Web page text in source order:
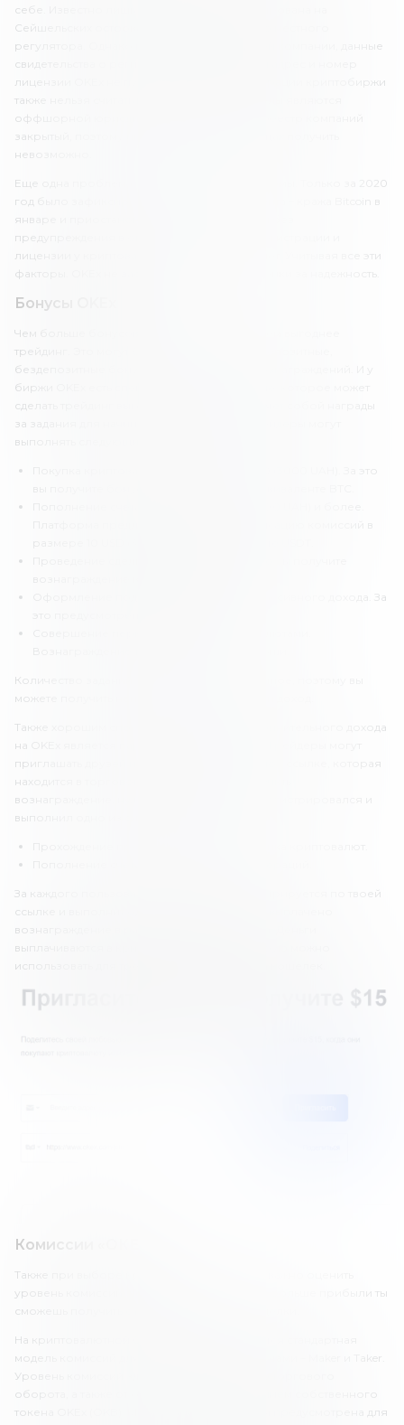
себе. Известно лишь то, что она зарегистрирована на
Сейшельских островах, что имеет лицензию местного
регулятора. Однако название управляющей компании, данные
свидетельства о регистрации, юридический адрес и номер
лицензии OKEx не публикует. Место регистрации криптобиржи
также нельзя считать надежным, ведь Сейшелы являются
оффшорной юрисдикцией. В этой стране реестр компаний
закрытый, поэтому информацию о владельцах получить
невозможно.
Еще одна проблема, связанная с OKEx – взломы. Только за 2020
год было зафиксировано сразу два инцидента – кража Bitcoin в
январе и приостановка торговых операций без
предупреждения в октябре. Украинской регистрации и
лицензии у криптовалютной биржи также нет. Учитывая все эти
факторы. OKEx не заслуживает высокой оценки за надежность.
Бонусы OKEx
Чем больше бонусов предлагает брокер, тем выгоднее
трейдинг. Это могут быть приветственные, депозитные,
бездепозитные бонусы или другие виды вознаграждений. И у
биржи OKEx есть специальное предложение, которое может
сделать трейдинг выгоднее. Оно представляет собой награды
за задания для начинающих трейдеров. Трейдеры могут
выполнять следующие задания:
Платформа предложит брокеру компенсацию комиссий в
Оформление подписки на получение пассивного дохода. За
Количество заданий здесь достаточно большое, поэтому вы
можете получить неплохой дополнительный доход.
Также хорошим способом получения дополнительного дохода
на OKEx является партнерская программа. Трейдеры могут
приглашать друзей и коллег по реферальной ссылке, которая
находится в торговом аккаунте. Чтобы получить
вознаграждение, нужно чтобы партнер зарегистрировался и
выполнил одно из следующих действий:
За каждого пользователя, который зарегистрируется по твоей
ссылке и выполнит одно из действий, будет выплачено
вознаграждение в размере 15 USD (450 UAH). Деньги
выплачиваются в криптовалюте USDT, которую можно
использовать для трейдинга или вывести на кошелек.
Комиссии «ОКЕкс»
Также при выборе криптовалютной биржи важно оценить
уровень комиссий. Чем ниже комиссии, тем больше прибыли ты
сможешь получить с каждой прибыльной сделки.
На криптовалютной бирже OKEx применяется стандартная
модель комиссий для торговли криптовалютами – Maker и Taker.
Уровень комиссий здесь зависит от общего торгового
оборота, а также от оборота с использованием собственного
токена OKEx (OKB). Максимальная комиссия предусмотрена для